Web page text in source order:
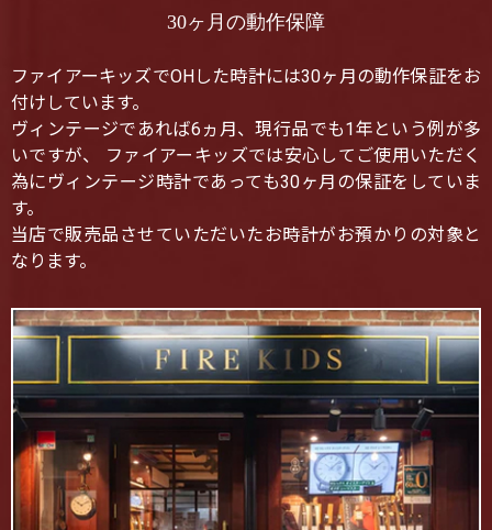
30ヶ月の動作保障
ファイアーキッズでOHした時計には30ヶ月の動作保証をお
付けしています。
ヴィンテージであれば6ヵ月、現行品でも1年という例が多
いですが、 ファイアーキッズでは安心してご使用いただく
為にヴィンテージ時計であっても30ヶ月の保証をしていま
す。
当店で販売品させていただいたお時計がお預かりの対象と
なります。